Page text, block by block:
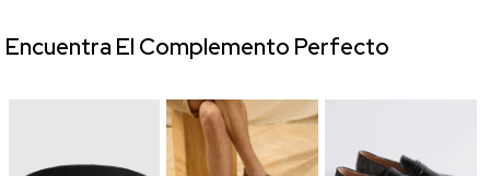
Encuentra El Complemento Perfecto